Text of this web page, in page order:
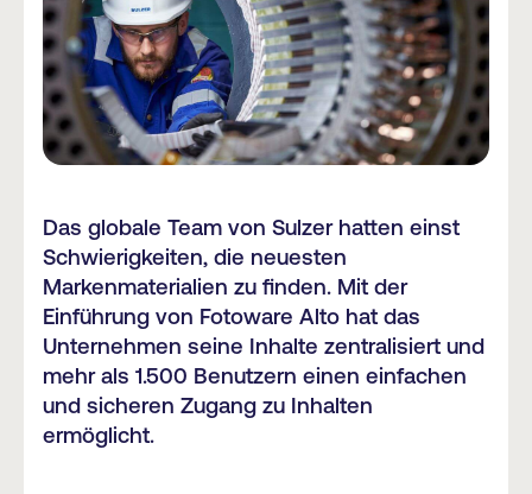
Das globale Team von Sulzer hatten einst
Schwierigkeiten, die neuesten
Markenmaterialien zu finden. Mit der
Einführung von Fotoware Alto hat das
Unternehmen seine Inhalte zentralisiert und
mehr als 1.500 Benutzern einen einfachen
und sicheren Zugang zu Inhalten
ermöglicht.